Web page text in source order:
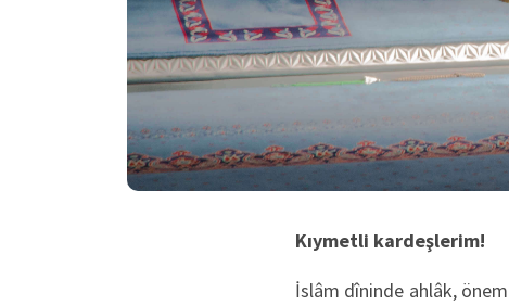
Kıymetli kardeşlerim!
İslâm dîninde ahlâk,